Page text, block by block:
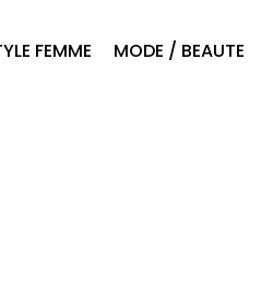
FEMME MODE / BEAUTE